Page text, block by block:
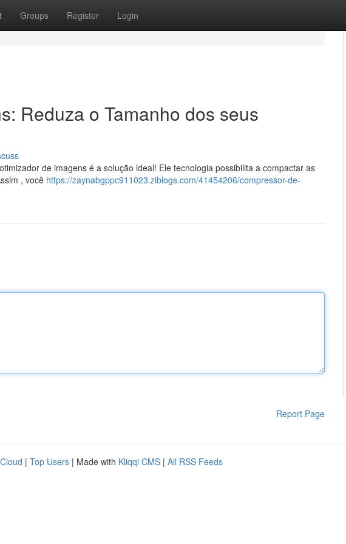
Groups Register Login
Reduza o Tamanho dos seus
de imagens é a solução ideal! Ele tecnologia possibilita a compactar as
, você https://zaynabgppc911023.ziblogs.com/41454206/compressor-de-
Report Page
| Top Users | Made with Kliqqi CMS | All RSS Feeds